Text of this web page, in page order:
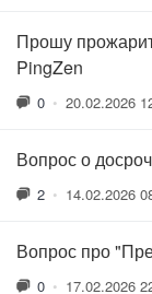
Прошу
PingZen
0 • 20.02.2026
Вопрос о
2 • 14.02.2026
Вопрос про
0 • 17.02.2026